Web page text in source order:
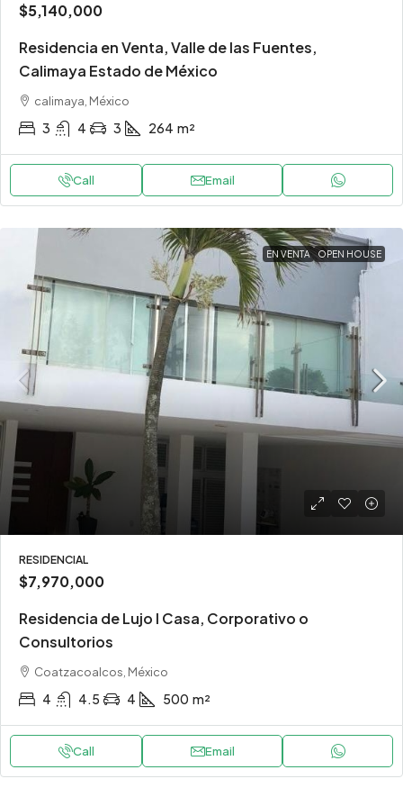
$5,140,000
Residencia en Venta, Valle de las Fuentes,
Calimaya Estado de México
calimaya, México
3 4 3 264 m²
Call Email
EN VENTA OPEN HOUSE
RESIDENCIAL
$7,970,000
Residencia de Lujo l Casa, Corporativo o
Consultorios
Coatzacoalcos, México
4 4.5 4 500 m²
Call Email